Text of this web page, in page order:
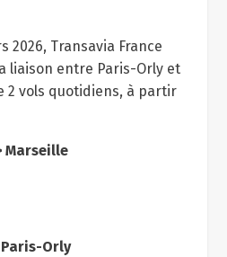
2026, Transavia France
liaison entre Paris-Orly et
2 vols quotidiens, à partir
Marseille
Orly